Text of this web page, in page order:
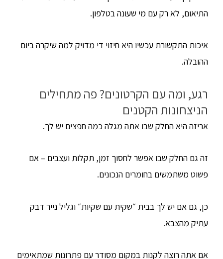
התיאום, לא רק עם מי שעונה בטלפון.
איכות התקשורת עכשיו היא חיזוי די מדויק למה שיקרה ביום
ההובלה.
רגע, ומה עם הקרטונים? פה מתחילים
הניצחונות הקטנים
אריזה היא החלק שבו אתה מגלה כמה חפצים יש לך.
זה גם החלק שבו אפשר לחסוך זמן, תקלות ועצבים – אם
פשוט משתמשים בחומרים הנכונים.
כן, גם אם יש לך בבית ״שקית עם שקיות״ וגליל נייר דבק
עתיק מהצבא.
אם אתה רוצה לקנות במקום מסודר עם פתרונות שמתאימים